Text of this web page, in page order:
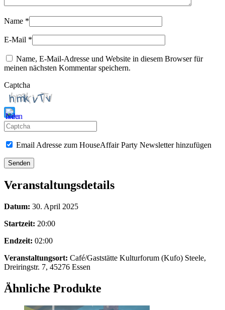
Name *
E-Mail *
Name, E-Mail-Adresse und Website in diesem Browser für
meinen nächsten Kommentar speichern.
Captcha
gib
im
angezeigten
Zeichen
um
bestätigen,
du
ein
Mensch
bist.
Email Adresse zum HouseAffair Party Newsletter hinzufügen
Veranstaltungsdetails
Datum: 30. April 2025
Startzeit: 20:00
Endzeit: 02:00
Veranstaltungsort: Café/Gaststätte Kulturforum (Kufo) Steele,
Dreiringstr. 7, 45276 Essen
Ähnliche Produkte